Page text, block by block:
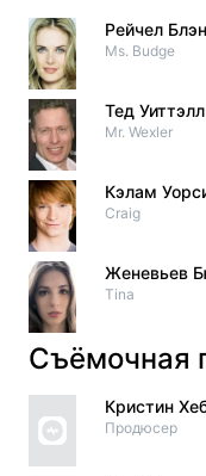
Рейчел
Ms. Budge
Тед Уиттэлл
Mr. Wexler
Кэлам
Craig
Женевьев
Tina
Съёмочная
Кристин
Продюсер